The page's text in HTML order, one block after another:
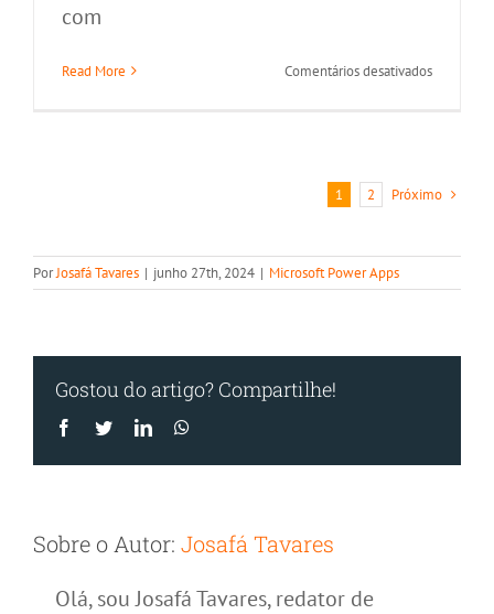
com
Read More Comentários desativadosem
e
1 2 Próximo
PorJosafá Tavares | junho 27th, 2024 | Microsoft Power Apps
Gostou do artigo? Compartilhe!
Facebook
TwitterLinkedIn
Sobre o Autor: Josafá Tavares
Olá, sou Josafá Tavares, redator de